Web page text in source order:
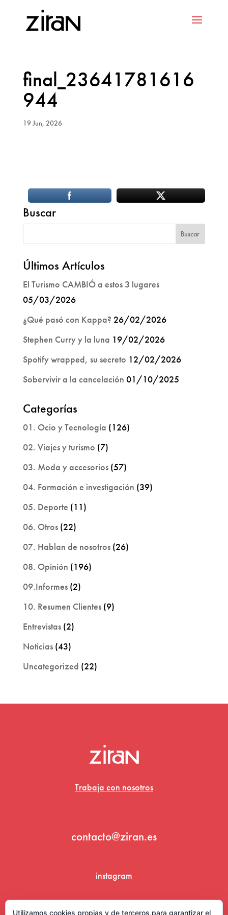
final_23641781616
944
19 Jun, 2026
Buscar
Últimos Artículos
El Turismo CAMBIÓ a estos 3 lugares
05/03/2026
¿Qué pasó con Kappa? 26/02/2026
Stephen Curry y la luna 19/02/2026
Spotify wrapped, su secreto 12/02/2026
Sobervivir a la cancelación 01/10/2025
Categorías
01. Ocio y Tecnología (126)
02. Viajes y turismo (7)
03. Moda y accesorios(57)
04. Formación e investigación (39)
05. Deporte (11)
06. Otros(22)
07. Hablan de nosotros(26)
08. Opinión (196)
09.Informes(2)
10. Resumen Clientes(9)
Entrevistas(2)
Noticias(43)
Uncategorized (22)
Trabaja con nosotros
contacto@ziran.es
instagram
Utilizamos cookies propias y de terceros para garantizar el